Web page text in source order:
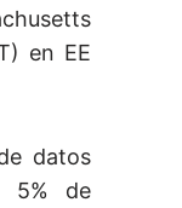
en EE
datos
5% de